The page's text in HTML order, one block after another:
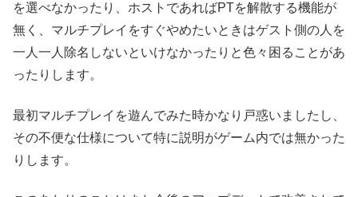
を選べなかったり、ホストであればPTを解散する機能が
無く、マルチプレイをすぐやめたいときはゲスト側の人を
一人一人除名しないといけなかったりと色々困ることがあ
ったりします。
最初マルチプレイを遊んでみた時かなり戸惑いましたし、
その不便な仕様について特に説明がゲーム内では無かった
りします。